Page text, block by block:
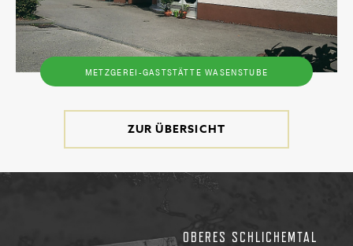
METZGEREI-GASTSTÄTTE WASENSTUBE
ZUR ÜBERSICHT
OBERES SCHLICHEMTAL